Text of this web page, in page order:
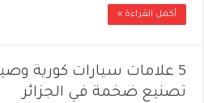
أكمل القراءة »
5 علامات سيارات كورية
تصنيع ضخمة في الجزائر